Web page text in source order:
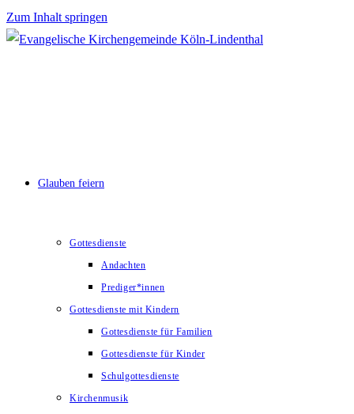
Zum Inhalt springen
Glauben feiern
Gottesdienste
Andachten
Prediger*innen
Gottesdienste mit Kindern
Gottesdienste für Familien
Gottesdienste für Kinder
Schulgottesdienste
Kirchenmusik